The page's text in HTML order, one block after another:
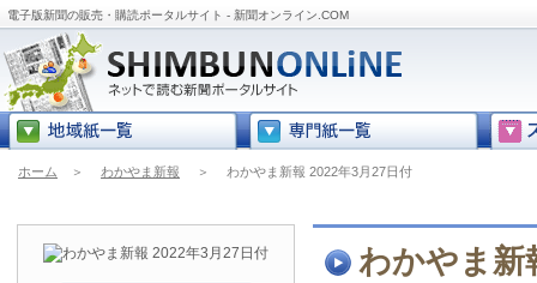
電子版新聞の販売・購読ポータルサイト - 新聞オンライン.COM
ホーム ＞ わかやま新報 ＞ わかやま新報 2022年3月27日付
わかやま新